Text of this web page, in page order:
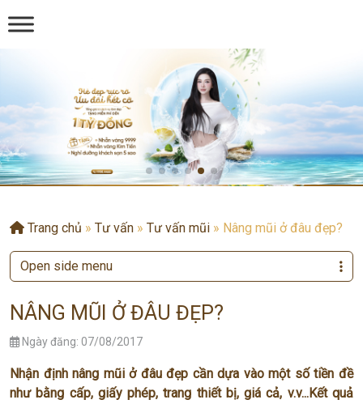
Trang chủ » Tư vấn » Tư vấn mũi » Nâng mũi ở đâu đẹp?
NÂNG MŨI Ở ĐÂU ĐẸP?
Ngày đăng: 07/08/2017
Nhận định nâng mũi ở đâu đẹp cần dựa vào một số tiền đề
như bằng cấp, giấy phép, trang thiết bị, giá cả, v.v...Kết quả
Open side menu